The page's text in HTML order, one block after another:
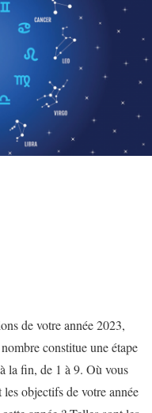
de votre année 2023,
constitue une étape
la fin, de 1 à 9. Où vous
objectifs de votre année